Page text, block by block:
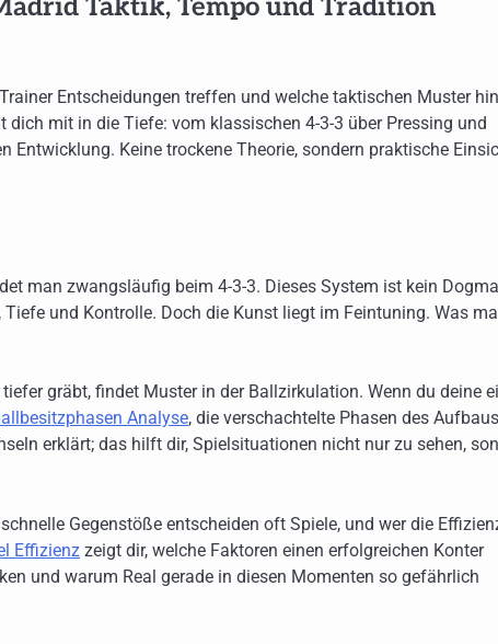
Taktik, Tempo und Tradition
Entscheidungen treffen und welche taktischen Muster
mit in die Tiefe: vom klassischen 4-3-3 über Pressing und
Keine trockene Theorie, sondern praktische
man zwangsläufig beim 4-3-3. Dieses System ist kein
und Kontrolle. Doch die Kunst liegt im Feintuning. Was
gräbt, findet Muster in der Ballzirkulation. Wenn du deine
Analyse, die verschachtelte Phasen des
erklärt; das hilft dir, Spielsituationen nicht nur zu sehen,
Gegenstöße entscheiden oft Spiele, und wer die
Effizienz zeigt dir, welche Faktoren einen erfolgreichen Konter
und warum Real gerade in diesen Momenten so gefährlich